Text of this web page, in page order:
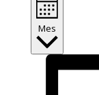
Mes